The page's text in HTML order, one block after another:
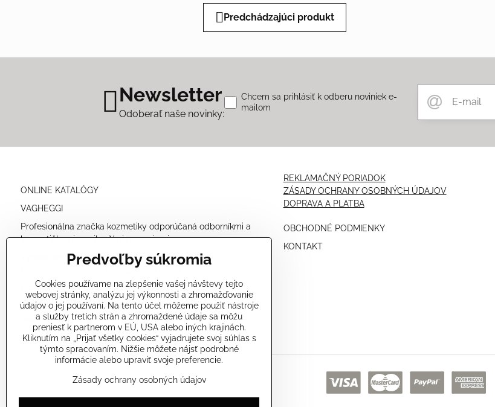
Predchádzajúci produkt
Newsletter
Odoberať naše novinky:
Chcem sa prihlásiť k odberu noviniek e-
mailom
ONLINE KATALÓGY
VAGHEGGI
Profesionálna značka kozmetiky odporúčaná odborníkmi a
kozmetičkami s najlepšími recenziami.
Vysoká koncentrácia prírodných účinných látok a
prispôsobené zloženie s najmodernejšími
technológiami nám umožňuje ponúkať veľmi účinné
kozmetické produkty
najvyššej kvality a bezpečné pre vašu pokožku.
REKLAMAČNÝ PORIADOK
ZÁSADY OCHRANY OSOBNÝCH ÚDAJOV
DOPRAVA A PLATBA
OBCHODNÉ PODMIENKY
KONTAKT
Predvoľby súkromia
Cookies používame na zlepšenie vašej návštevy tejto
webovej stránky, analýzu jej výkonnosti a zhromažďovanie
údajov o jej používaní. Na tento účel môžeme použiť nástroje
a služby tretích strán a zhromaždené údaje sa môžu
preniesť k partnerom v EÚ, USA alebo iných krajinách.
Kliknutím na „Prijať všetky cookies“ vyjadrujete svoj súhlas s
týmto spracovaním. Nižšie môžete nájsť podrobné
informácie alebo upraviť svoje preferencie.
Zásady ochrany osobných údajov